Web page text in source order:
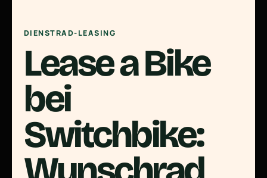
DIENSTRAD-LEASING
Lease a Bike
bei
Switchbike: